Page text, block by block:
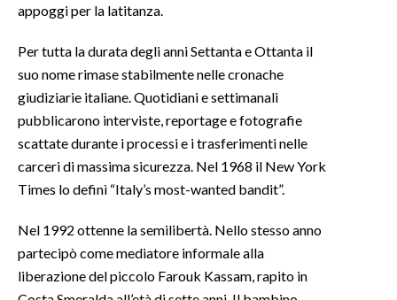
appoggi per la latitanza.
Per tutta la durata degli anni Settanta e Ottanta il
suo nome rimase stabilmente nelle cronache
giudiziarie italiane. Quotidiani e settimanali
pubblicarono interviste, reportage e fotografie
scattate durante i processi e i trasferimenti nelle
carceri di massima sicurezza. Nel 1968 il New York
Times lo definì “Italy’s most-wanted bandit”.
Nel 1992 ottenne la semilibertà. Nello stesso anno
partecipò come mediatore informale alla
liberazione del piccolo Farouk Kassam, rapito in